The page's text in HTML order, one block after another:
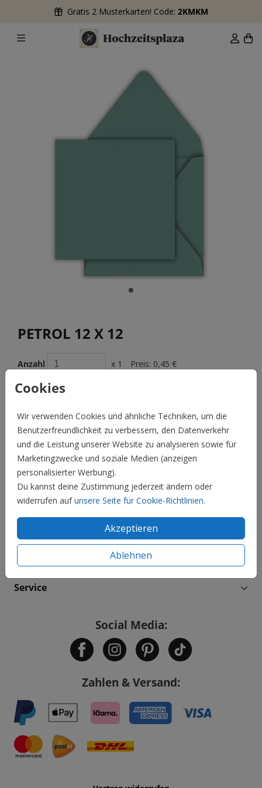
Gratis 2 Musterkarten! Code: 2KMKM
Cookies
Wir verwenden Cookies und ähnliche Techniken, um die
Benutzerfreundlichkeit zu verbessern, den Datenverkehr
und die Leistung unserer Website zu analysieren sowie für
Marketingzwecke und soziale Medien (anzeigen
personalisierter Werbung).
Du kannst deine Zustimmung jederzeit ändern oder
widerrufen aufunsere Seite für Cookie-Richtlinien.
Akzeptieren
Ablehnen
PETROL 12 X 12
Anzahl x 1 Preis: 0,45 €
petrol 12 x 12
Preis:0,45 € für 1
Hochzeit
Familie & Feiertage
Service
Social Media:
Zahlen & Versand: